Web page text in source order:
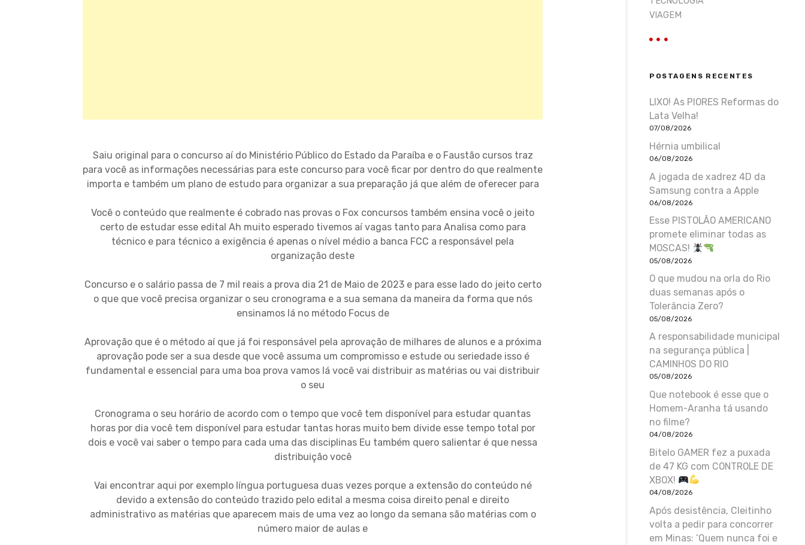
Saiu original para o concurso aí do Ministério Público do Estado da Paraíba e o Faustão cursos traz
para você as informações necessárias para este concurso para você ficar por dentro do que realmente
importa e também um plano de estudo para organizar a sua preparação já que além de oferecer para
Você o conteúdo que realmente é cobrado nas provas o Fox concursos também ensina você o jeito
certo de estudar esse edital Ah muito esperado tivemos aí vagas tanto para Analisa como para
técnico e para técnico a exigência é apenas o nível médio a banca FCC a responsável pela
organização deste
Concurso e o salário passa de 7 mil reais a prova dia 21 de Maio de 2023 e para esse lado do jeito certo
o que que você precisa organizar o seu cronograma e a sua semana da maneira da forma que nós
ensinamos lá no método Focus de
Aprovação que é o método aí que já foi responsável pela aprovação de milhares de alunos e a próxima
aprovação pode ser a sua desde que você assuma um compromisso e estude ou seriedade isso é
fundamental e essencial para uma boa prova vamos lá você vai distribuir as matérias ou vai distribuir
o seu
Cronograma o seu horário de acordo com o tempo que você tem disponível para estudar quantas
horas por dia você tem disponível para estudar tantas horas muito bem divide esse tempo total por
dois e você vai saber o tempo para cada uma das disciplinas Eu também quero salientar é que nessa
distribuição você
Vai encontrar aqui por exemplo língua portuguesa duas vezes porque a extensão do conteúdo né
devido a extensão do conteúdo trazido pelo edital a mesma coisa direito penal e direito
administrativo as matérias que aparecem mais de uma vez ao longo da semana são matérias com o
número maior de aulas e
VIAGEM
POSTAGENS RECENTES
LIXO! As PIORES Reformas do
Lata Velha!
07/08/2026
Hérnia umbilical
06/08/2026
A jogada de xadrez 4D da
Samsung contra a Apple
06/08/2026
Esse PISTOLÃO AMERICANO
promete eliminar todas as
MOSCAS!
05/08/2026
O que mudou na orla do Rio
duas semanas após o
Tolerância Zero?
05/08/2026
A responsabilidade municipal
na segurança pública |
CAMINHOS DO RIO
05/08/2026
Que notebook é esse que o
Homem-Aranha tá usando
no filme?
04/08/2026
Bitelo GAMER fez a puxada
de 47 KG com CONTROLE DE
XBOX!
04/08/2026
Após desistência, Cleitinho
volta a pedir para concorrer
em Minas: ‘Quem nunca foi e